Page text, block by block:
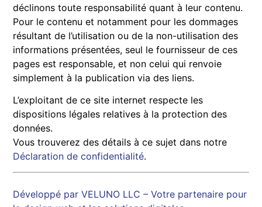
déclinons toute responsabilité quant à leur contenu.
Pour le contenu et notamment pour les dommages
résultant de l’utilisation ou de la non-utilisation des
informations présentées, seul le fournisseur de ces
pages est responsable, et non celui qui renvoie
simplement à la publication via des liens.
L’exploitant de ce site internet respecte les
dispositions légales relatives à la protection des
données.
Vous trouverez des détails à ce sujet dans notre
Déclaration de confidentialité.
Développé par VELUNO LLC – Votre partenaire pour